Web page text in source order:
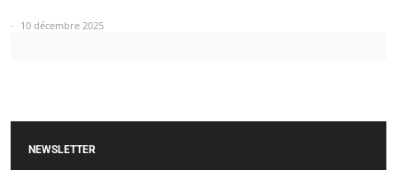
10 décembre 2025
NEWSLETTER